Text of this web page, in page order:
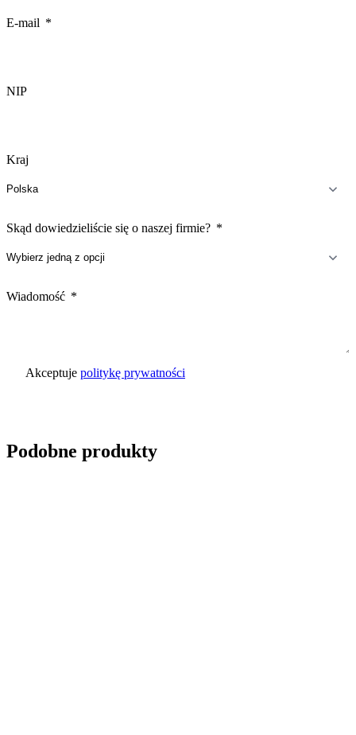
E-mail
NIP
Kraj
Skąd dowiedzieliście się o naszej firmie?
Wiadomość
Akceptuje politykę prywatności
Podobne produkty